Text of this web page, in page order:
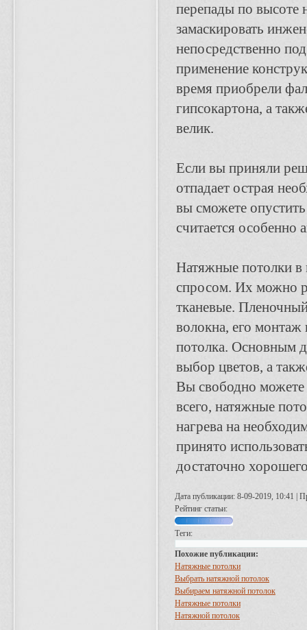
перепады по высоте
замаскировать
непосредственно
применение
время приобрели
гипсокартона, а
велик.
Если вы приняли
отпадает острая
вы сможете
считается особенно
Натяжные потолки в
спросом. Их можно
тканевые.
волокна, его
потолка. Основным
выбор цветов, а
Вы свободно
всего, натяжные
нагрева на
принято
достаточно
Дата публикации: 8-09-2019, 10:41 |
Рейтинг статьи:
Теги:
Похожие публикации:
Натяжные потолки
Выбрать натяжной потолок
Выбираем натяжной потолок
Натяжные потолки
Натяжной потолок